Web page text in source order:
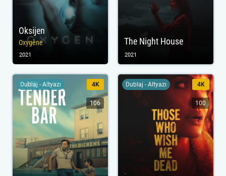
Oksijen
Oxygène
2021
The Night House
2021
Dublaj - Altyazı 4K
106
Dublaj - Altyazı 4K
100